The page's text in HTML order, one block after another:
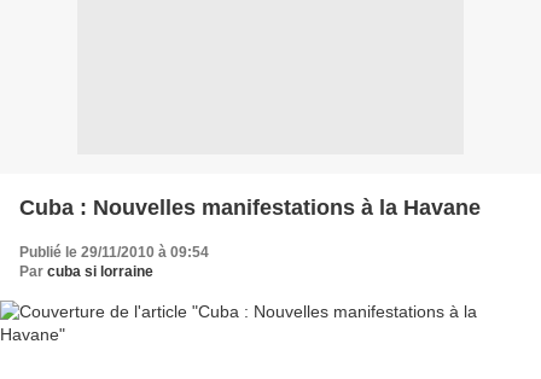
Cuba : Nouvelles manifestations à la Havane
Publié le 29/11/2010 à 09:54
Par cuba si lorraine